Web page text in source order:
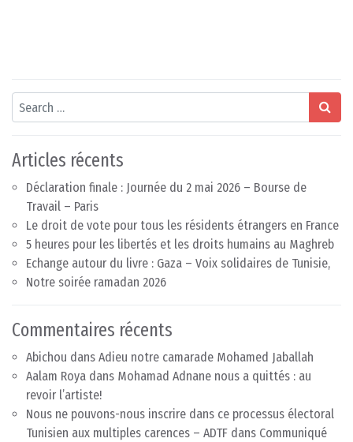
Search
Articles récents
Déclaration finale : Journée du 2 mai 2026 – Bourse de
Travail – Paris
Le droit de vote pour tous les résidents étrangers en France
5 heures pour les libertés et les droits humains au Maghreb
Echange autour du livre : Gaza – Voix solidaires de Tunisie,
Notre soirée ramadan 2026
Commentaires récents
Abichou dans Adieu notre camarade Mohamed Jaballah
Aalam Roya dans Mohamad Adnane nous a quittés : au
revoir l’artiste!
Nous ne pouvons-nous inscrire dans ce processus électoral
Tunisien aux multiples carences – ADTF dans Communiqué